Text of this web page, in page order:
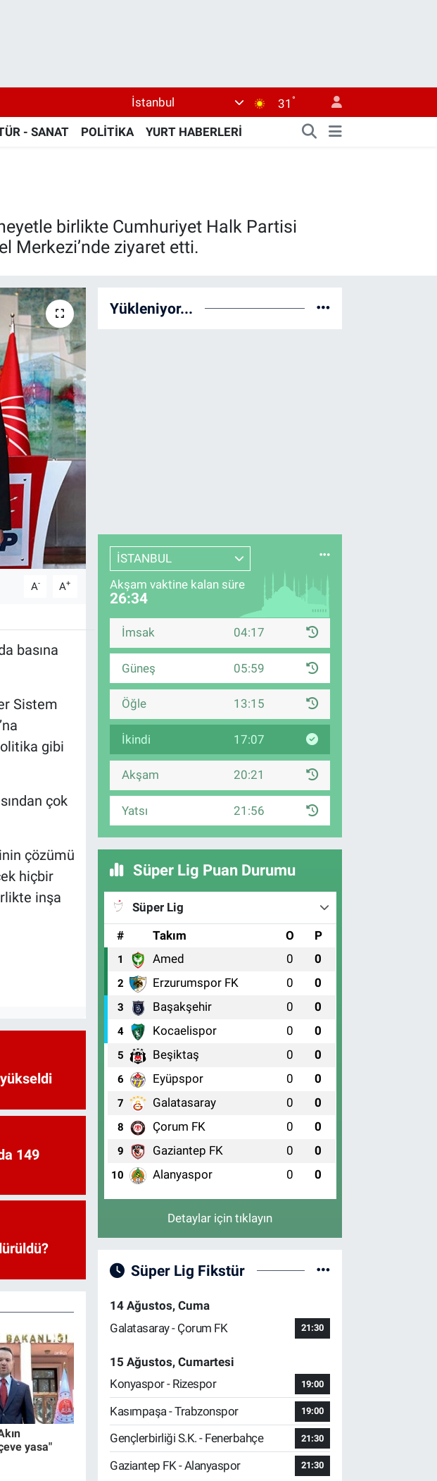
İstanbul 31 °
- SANAT POLİTİKA YURT HABERLERİ
birlikte Cumhuriyet Halk Partisi
Merkezi’nde ziyaret etti.
A- A+
basına
Sistem
gibi
çok
çözümü
hiçbir
inşa
149
yasa"
Yükleniyor...
İSTANBUL
Akşam vaktine kalan süre
26:33
İmsak 04:17
Güneş 05:59
Öğle 13:15
İkindi 17:07
Akşam 20:21
Yatsı 21:56
Süper Lig Puan Durumu
Süper Lig
#
Takım O P
1 Amed 0 0
2 Erzurumspor FK 0 0
3 Başakşehir 0 0
4 Kocaelispor 0 0
5 Beşiktaş 0 0
6 Eyüpspor 0 0
7 Galatasaray 0 0
8 Çorum FK 0 0
9 Gaziantep FK 0 0
10 Alanyaspor 0 0
Detaylar için tıklayın
Süper Lig Fikstür
14 Ağustos, Cuma
Galatasaray - Çorum FK
21:30
15 Ağustos, Cumartesi
Konyaspor - Rizespor
19:00
Kasımpaşa - Trabzonspor 19:00
Gençlerbirliği S.K. - Fenerbahçe 21:30
Gaziantep FK - Alanyaspor 21:30